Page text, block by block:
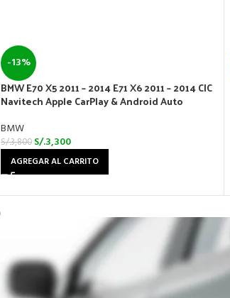
-13%
BMW E70 X5 2011 – 2014 E71 X6 2011 – 2014 CIC
Navitech Apple CarPlay & Android Auto
BMW
S/.3,800 S/.3,300
AGREGAR AL CARRITO